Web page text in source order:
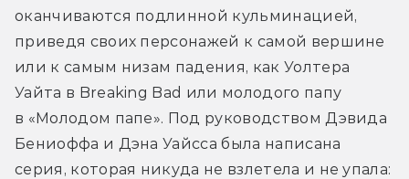
оканчиваются подлинной кульминацией,
приведя своих персонажей к самой вершине
или к самым низам падения, как Уолтера
Уайта в Breaking Bad или молодого папу
в «Молодом папе». Под руководством Дэвида
Бениоффа и Дэна Уайсса была написана
серия, которая никуда не взлетела и не упала: